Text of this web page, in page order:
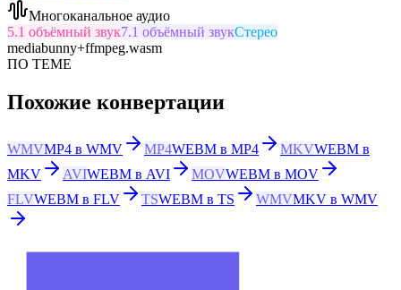
Многоканальное аудио
5.1 объёмный звук7.1 объёмный звукСтерео
mediabunny+ffmpeg.wasm
ПО ТЕМЕ
Похожие конвертации
WMVMP4 в WMV MP4WEBM в MP4 MKVWEBM в
MKV
AVIWEBM в AVI MOVWEBM в MOV
FLVWEBM в FLV TSWEBM в TS WMVMKV в WMV